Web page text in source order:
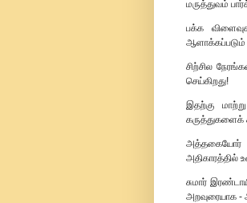
மருத்துவம்
பக்க
ஆளாக்கப்படும்
சிற்சில
செய்கிறது!
இதற்கு
கருத்துகளைக்
அத்தகையோர்
அதிகாரத்தில்
சுமார்
அறவுரையாக -